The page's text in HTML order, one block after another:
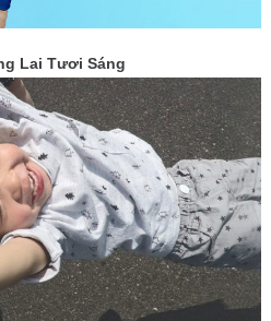
Lai Tươi Sáng